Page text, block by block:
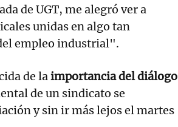
de UGT, me alegró ver a
unidas en algo tan
empleo industrial".
de laimportancia del diálogo
de un sindicato se
y sin ir más lejos el martes